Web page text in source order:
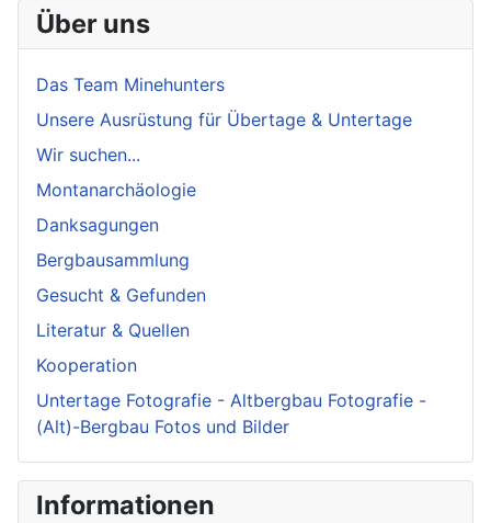
Über uns
Das Team Minehunters
Unsere Ausrüstung für Übertage & Untertage
Wir suchen...
Montanarchäologie
Danksagungen
Bergbausammlung
Gesucht & Gefunden
Literatur & Quellen
Kooperation
Untertage Fotografie - Altbergbau Fotografie -
(Alt)-Bergbau Fotos und Bilder
Informationen